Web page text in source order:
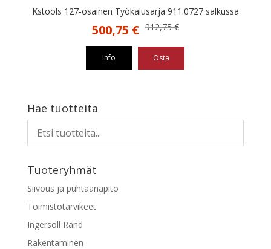
Kstools 127-osainen Työkalusarja 911.0727 salkussa
912,75€
Alkuperäinen
912,75 €.
500,75 €Nykyinen
500,75 €.
Info Osta
Hae tuotteita
Tuoteryhmät
Siivous ja puhtaanapito
Toimistotarvikeet
Ingersoll Rand
Rakentaminen